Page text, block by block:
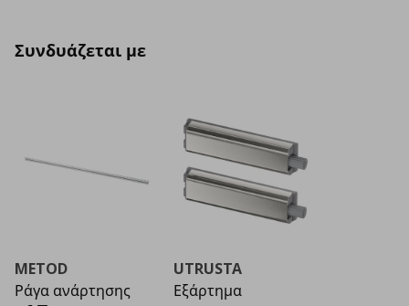
Συνδυάζεται με
METOD
Ράγα ανάρτησης
UTRUSTA
Εξάρτημα